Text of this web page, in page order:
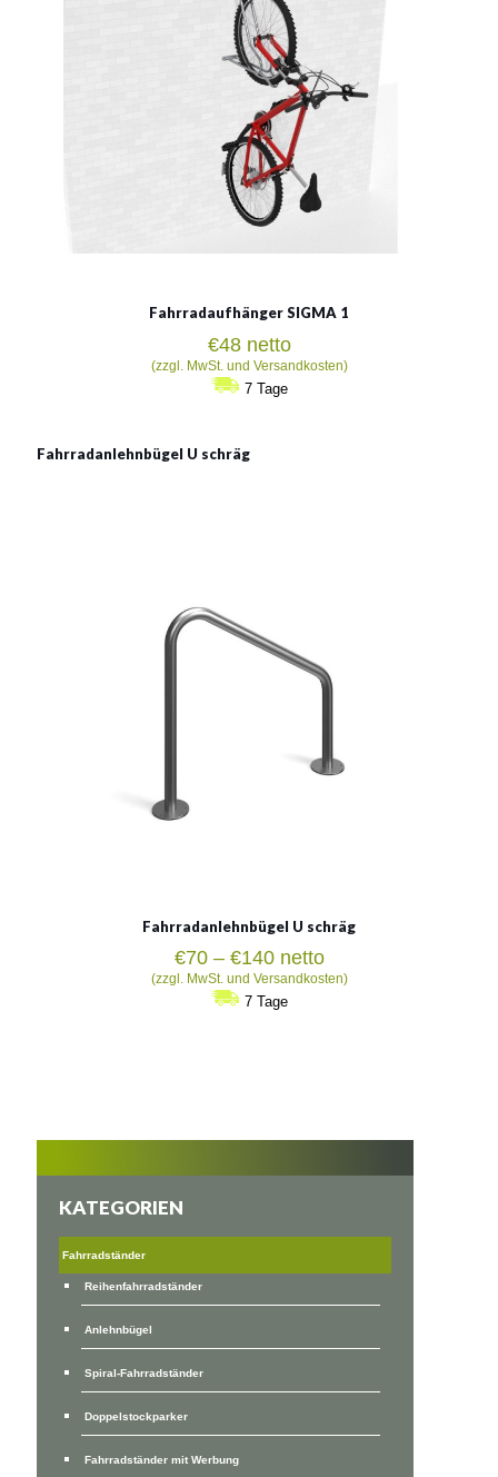
Fahrradaufhänger SIGMA 1
€48 netto
(zzgl. MwSt. und Versandkosten)
7 Tage
Fahrradanlehnbügel U schräg
verzinkter Stahl, rostträger Stahl, verzinkter Stahl mit
Pulvermethode gemalt
Siehe mehr
Fahrradanlehnbügel U schräg
€70 – €140Preisspanne:
€70
bis
netto
(zzgl. MwSt. und Versandkosten)
7 Tage
KATEGORIEN
Fahrradständer
Reihenfahrradständer
Anlehnbügel
Spiral-Fahrradständer
Doppelstockparker
Fahrradständer mit Werbung